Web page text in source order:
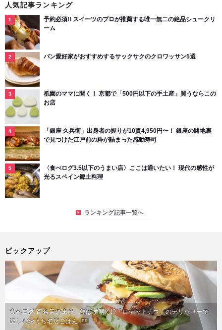
人気記事ランキング
予約必須!! スイーツのプロが推薦する唯一無二の絶品シュークリ
ーム
パン愛好家がおすすめするサックサクのクロワッサン5選
祇園のママに聞く！ 京都で「500円以下の手土産」買うならこの
お店
「銀座 久兵衛」出身者の握りが10貫4,950円〜！ 銀座の路地裏
で見つけた江戸前の粋が詰まった感動寿司
〈食べログ3.5以下のうまい店〉ここは通いたい！ 現代の感性が
光るスペイン郷土料理
ランキング記事一覧へ
ピックアップ
食べログ 百名店の味が、並ばず届く!?「ロケットナウ」のデリバリーで
楽しむおうち名店ごはん PR